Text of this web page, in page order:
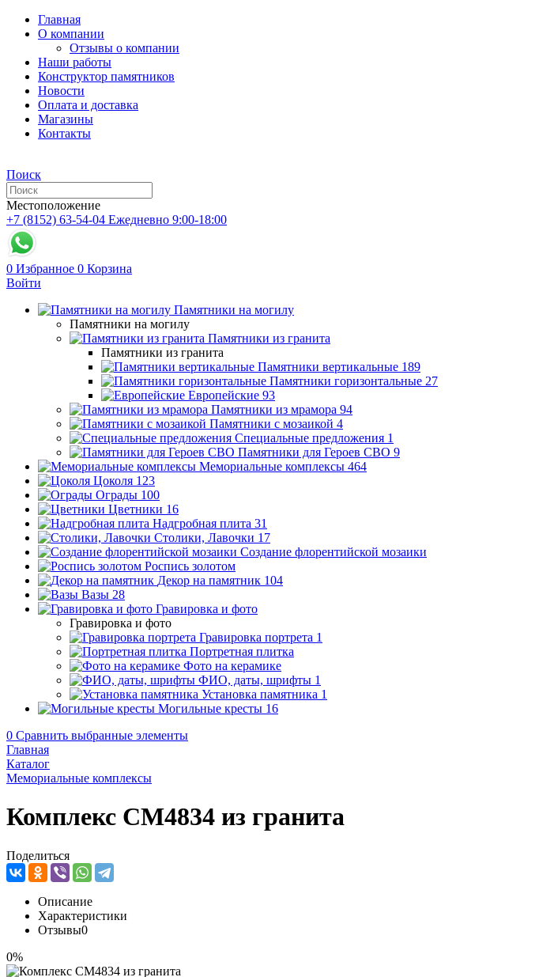
Главная
О компании
Отзывы о компании
Наши работы
Конструктор памятников
Новости
Оплата и доставка
Магазины
Контакты
Поиск
Местоположение
+7 (8152) 63-54-04 Ежедневно 9:00-18:00
0 Избранное 0 Корзина
Войти
Памятники на могилу
Памятники на могилу
Памятники из гранита
Памятники из гранита
Памятники вертикальные 189
Памятники горизонтальные 27
Европейские 93
Памятники из мрамора 94
Памятники с мозаикой 4
Специальные предложения 1
Памятники для Героев СВО 9
Мемориальные комплексы 464
Цоколя 123
Ограды 100
Цветники 16
Надгробная плита 31
Столики, Лавочки 17
Создание флорентийской мозаики
Роспись золотом
Декор на памятник 104
Вазы 28
Гравировка и фото
Гравировка и фото
Гравировка портрета 1
Портретная плитка
Фото на керамике
ФИО, даты, шрифты 1
Установка памятника 1
Могильные кресты 16
0 Сравнить выбранные элементы
Главная
Каталог
Мемориальные комплексы
Комплекс CM4834 из гранита
Поделиться
Описание
Характеристики
Отзывы0
0%